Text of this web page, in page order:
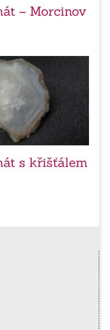
– Morcinov
s křišťálem